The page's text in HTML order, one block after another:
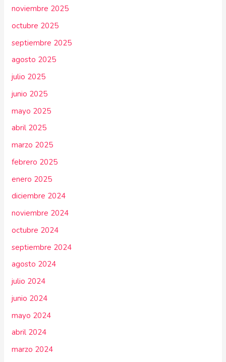
noviembre 2025
octubre 2025
septiembre 2025
agosto 2025
julio 2025
junio 2025
mayo 2025
abril 2025
marzo 2025
febrero 2025
enero 2025
diciembre 2024
noviembre 2024
octubre 2024
septiembre 2024
agosto 2024
julio 2024
junio 2024
mayo 2024
abril 2024
marzo 2024